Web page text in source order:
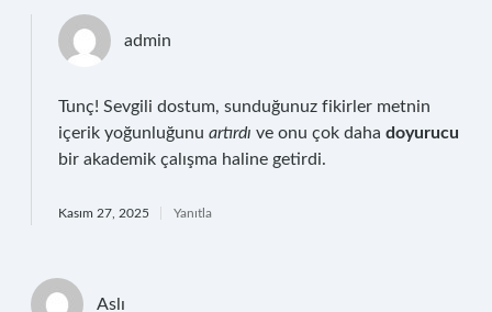
admin
Tunç! Sevgili dostum, sunduğunuz fikirler metnin
içerik yoğunluğunu artırdı ve onu çok daha doyurucu
bir akademik çalışma haline getirdi.
Kasım 27, 2025 Yanıtla
Aslı